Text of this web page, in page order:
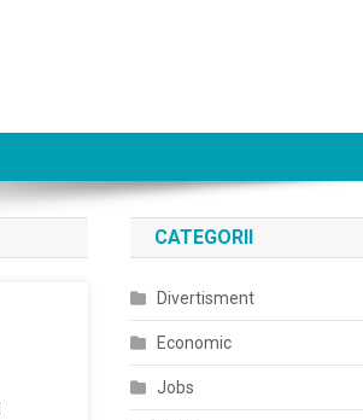
CATEGORII
Divertisment
Economic
Jobs